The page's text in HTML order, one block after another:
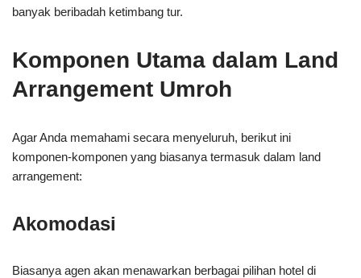
banyak beribadah ketimbang tur.
Komponen Utama dalam Land
Arrangement Umroh
Agar Anda memahami secara menyeluruh, berikut ini
komponen-komponen yang biasanya termasuk dalam land
arrangement:
Akomodasi
Biasanya agen akan menawarkan berbagai pilihan hotel di